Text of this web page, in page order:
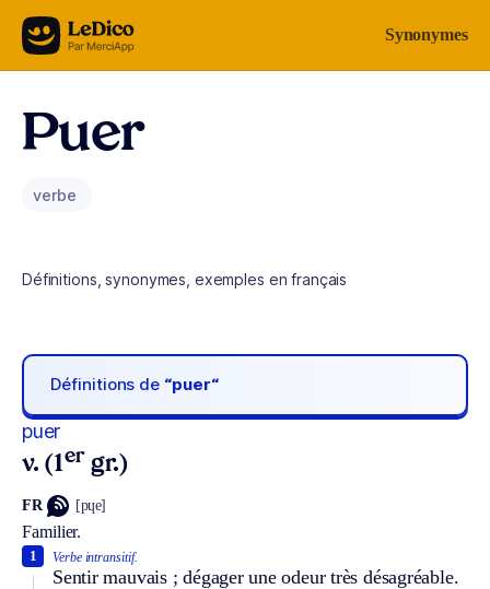
Aller au contenu Synonymes
Puer
verbe
Définitions, synonymes, exemples en français
Définitions de “puer“
puer
v. (1er gr.)
FR [pɥe]
Familier.
Verbe intransitif.
Sentir mauvais ; dégager une odeur très désagréable.
1